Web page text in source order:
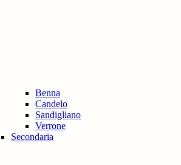
Benna
Candelo
Sandigliano
Verrone
Secondaria